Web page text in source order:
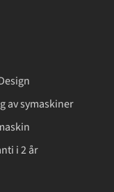
av symaskiner
i 2 år